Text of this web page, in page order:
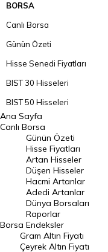
BORSA
Canlı Borsa
Günün Özeti
Hisse Senedi Fiyatları
BIST 30 Hisseleri
BIST 50 Hisseleri
BIST 100 Hisseleri
En Çok Artan Hisseler
En Çok Düşen Hisseler
Hacmi Artanlar
Geçmiş Kapanışlar
Dünya Borsaları
Raporlar
Ana Sayfa
Canlı Borsa
Borsa
Günün Özeti
Hisse Fiyatları
Artan Hisseler
Düşen Hisseler
Hacmi Artanlar
Adedi Artanlar
Dünya Borsaları
Raporlar
Endeksler
Gram Altın Fiyatı
Çeyrek Altın Fiyatı